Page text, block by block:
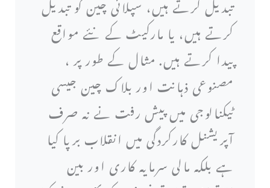
کرتے ہیں، یا مارکیٹ کے نئے مواقع
پیدا کرتے ہیں. مثال کے طور پر ،
مصنوعی ذہانت اور بلاک چین جیسی
ٹیکنالوجی میں پیش رفت نے نہ صرف
آپریشنل کارکردگی میں انقلاب برپا کیا
ہے بلکہ مالی سرمایہ کاری اور بین